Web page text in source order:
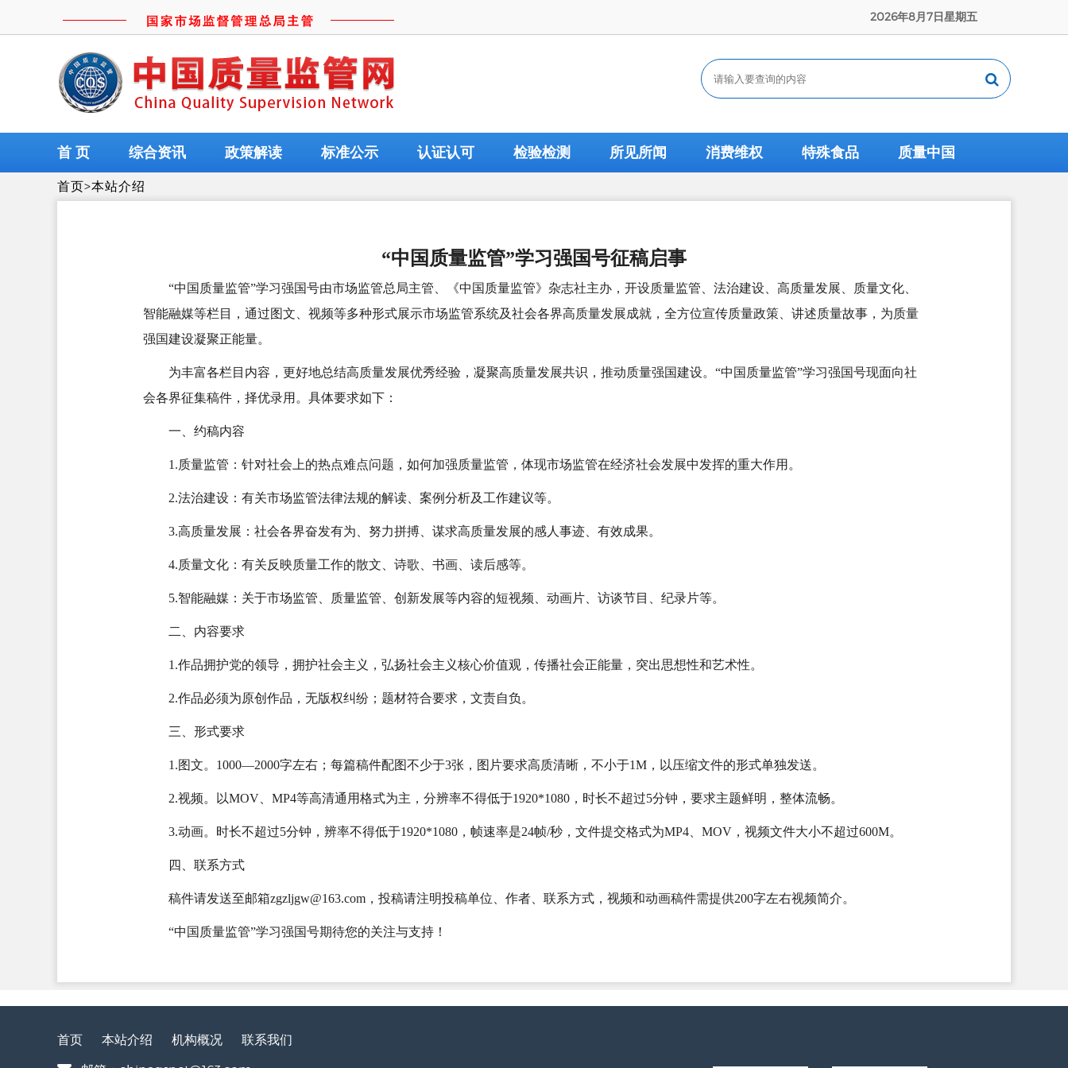
2026年8月7日星期五
首 页 综合资讯 政策解读 标准公示 认证认可 检验检测 所见所闻 消费维权 特殊食品 质量中国
首页>本站介绍
“中国质量监管”学习强国号征稿启事
“中国质量监管”学习强国号由市场监管总局主管、《中国质量监管》杂志社主办，开设质量监管、法治建设、高质量发展、质量文化、
智能融媒等栏目，通过图文、视频等多种形式展示市场监管系统及社会各界高质量发展成就，全方位宣传质量政策、讲述质量故事，为质量
强国建设凝聚正能量。
为丰富各栏目内容，更好地总结高质量发展优秀经验，凝聚高质量发展共识，推动质量强国建设。“中国质量监管”学习强国号现面向社
会各界征集稿件，择优录用。具体要求如下：
一、约稿内容
1.质量监管：针对社会上的热点难点问题，如何加强质量监管，体现市场监管在经济社会发展中发挥的重大作用。
2.法治建设：有关市场监管法律法规的解读、案例分析及工作建议等。
3.高质量发展：社会各界奋发有为、努力拼搏、谋求高质量发展的感人事迹、有效成果。
4.质量文化：有关反映质量工作的散文、诗歌、书画、读后感等。
5.智能融媒：关于市场监管、质量监管、创新发展等内容的短视频、动画片、访谈节目、纪录片等。
二、内容要求
1.作品拥护党的领导，拥护社会主义，弘扬社会主义核心价值观，传播社会正能量，突出思想性和艺术性。
2.作品必须为原创作品，无版权纠纷；题材符合要求，文责自负。
三、形式要求
1.图文。1000—2000字左右；每篇稿件配图不少于3张，图片要求高质清晰，不小于1M，以压缩文件的形式单独发送。
2.视频。以MOV、MP4等高清通用格式为主，分辨率不得低于1920*1080，时长不超过5分钟，要求主题鲜明，整体流畅。
3.动画。时长不超过5分钟，辨率不得低于1920*1080，帧速率是24帧/秒，文件提交格式为MP4、MOV，视频文件大小不超过600M。
四、联系方式
稿件请发送至邮箱zgzljgw@163.com，投稿请注明投稿单位、作者、联系方式，视频和动画稿件需提供200字左右视频简介。
“中国质量监管”学习强国号期待您的关注与支持！
首页 本站介绍 机构概况
联系我们